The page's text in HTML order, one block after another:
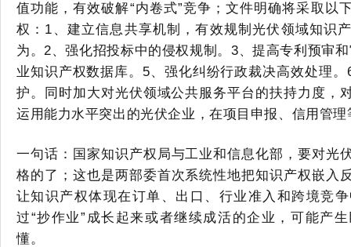
值功能，有效破解“内卷式”竞争 ； 文件明确将采取以
权： 1、建立信息共享机制，有效规制光伏领域知识
为。2、强化招投标中的侵权规制。3、提高专利预审
业知识产权数据库。5、强化纠纷行政裁决高效处理
护。同时加大对光伏领域公共服务平台的扶持力度，
运用能力水平突出的光伏企业，在项目申报、信用管
一句话： 国家知识产权局与工业和信息化部，要对光
格的了 ； 这也是两部委首次系统性地把知识产权嵌入
让知识产权体现在订单、出口、行业准入和跨境竞
过“抄作业”成长起来或者继续成活的企业，可能产
懂。